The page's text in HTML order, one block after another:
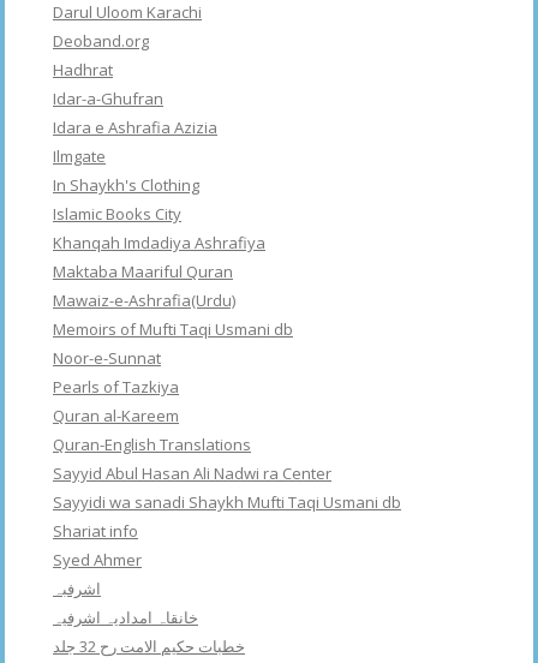
Darul Uloom Karachi
Deoband.org
Hadhrat
Idar-a-Ghufran
Idara e Ashrafia Azizia
Ilmgate
In Shaykh's Clothing
Islamic Books City
Khanqah Imdadiya Ashrafiya
Maktaba Maariful Quran
Mawaiz-e-Ashrafia(Urdu)
Memoirs of Mufti Taqi Usmani db
Noor-e-Sunnat
Pearls of Tazkiya
Quran al-Kareem
Quran-English Translations
Sayyid Abul Hasan Ali Nadwi ra Center
Sayyidi wa sanadi Shaykh Mufti Taqi Usmani db
Shariat info
Syed Ahmer
اشرفبہ
خانقاہ امدادیہ اشرفیہ
خطبات حکیم الامت رح 32 جلد